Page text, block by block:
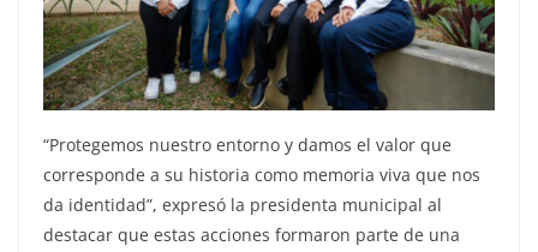
“Protegemos nuestro entorno y damos el valor que
corresponde a su historia como memoria viva que nos
da identidad”, expresó la presidenta municipal al
destacar que estas acciones formaron parte de una